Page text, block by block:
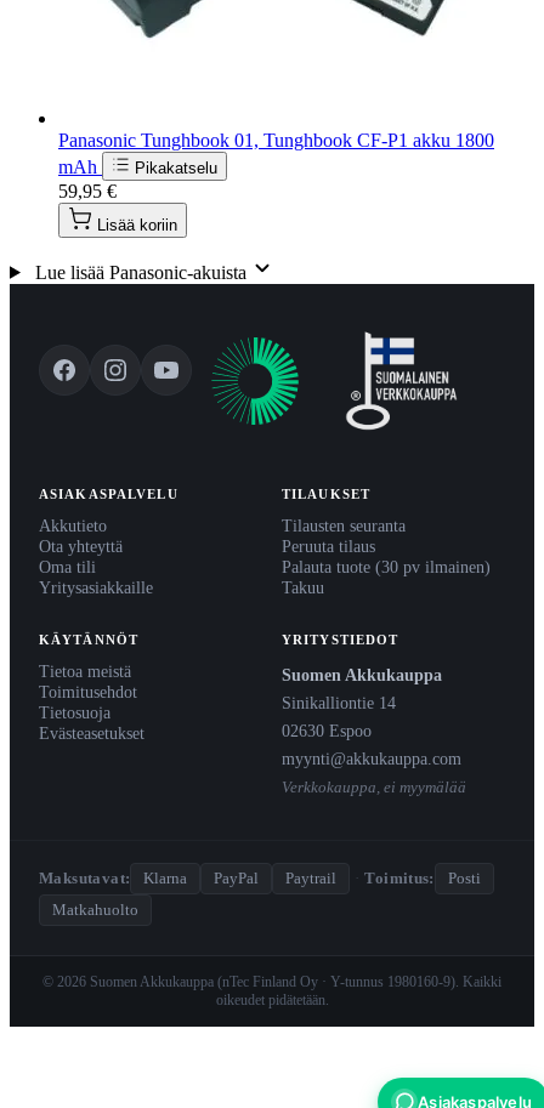
Panasonic Tunghbook 01, Tunghbook CF-P1 akku 1800
mAh
Pikakatselu
59,95 €
Lisää koriin
Lue lisää Panasonic-akuista
ASIAKASPALVELU
Akkutieto
Ota yhteyttä
Oma tili
Yritysasiakkaille
TILAUKSET
Tilausten seuranta
Peruuta tilaus
Palauta tuote (30 pv ilmainen)
Takuu
KÄYTÄNNÖT
Tietoa meistä
Toimitusehdot
Tietosuoja
Evästeasetukset
YRITYSTIEDOT
Suomen Akkukauppa
Sinikalliontie 14
02630 Espoo
myynti@akkukauppa.com
Verkkokauppa, ei myymälää
Maksutavat: Klarna PayPal Paytrail · Toimitus:
Posti
Matkahuolto
© 2026 Suomen Akkukauppa (nTec Finland Oy · Y-tunnus 1980160-9). Kaikki
oikeudet pidätetään.
Asiakaspalvelu